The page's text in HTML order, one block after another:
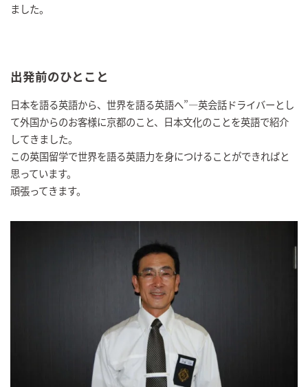
ました。
出発前のひとこと
日本を語る英語から、世界を語る英語へ”―英会話ドライバーとし
て外国からのお客様に京都のこと、日本文化のことを英語で紹介
してきました。
この英国留学で世界を語る英語力を身につけることができればと
思っています。
頑張ってきます。